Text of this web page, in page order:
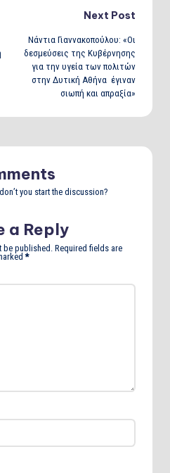
Next Post
Νάντια Γιαννακοπούλου: «Οι
δεσμεύσεις της Κυβέρνησης
για την υγεία των πολιτών
στην Δυτική Αθήνα έγιναν
σιωπή και απραξία»
you start the discussion?
a Reply
be published. Required fields are
*